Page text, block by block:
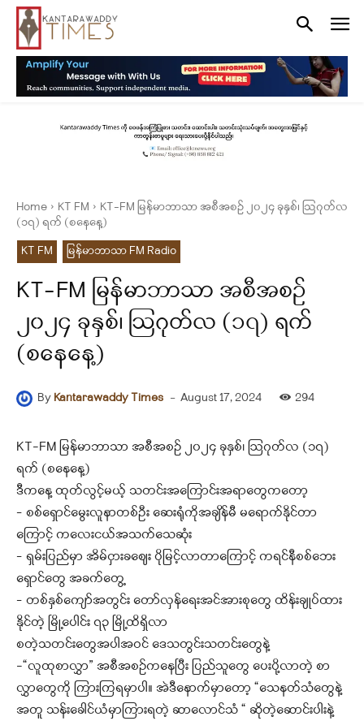
Home KT FM
KT-FM မြန်မာဘာသာ အစီအစဉ် ၂၀၂၄ ခုနှစ်၊ ဩဂုတ်လ
(၁၇) ရက် (စနေနေ့)
KT FM
မြန်မာဘာသာ FM Radio
KT-FM မြန်မာဘာသာ အစီအစဉ်
၂၀၂၄ ခုနှစ်၊ ဩဂုတ်လ (၁၇) ရက်
(စနေနေ့)
By Kantarawaddy Times - August 17, 2024 294
KT-FM မြန်မာဘာသာ အစီအစဉ် ၂၀၂၄ ခုနှစ်၊ ဩဂုတ်လ (၁၇)
ရက် (စနေနေ့)
ဒီကနေ့ ထုတ်လွင့်မယ့် သတင်းအကြောင်းအရာတွေကတော့
– စစ်ရှောင်မွေးလူနာတစ်ဦး ဆေးရုံကိုအချိန်မီ မရောက်နိုင်တာ
ကြောင့် ကလေးငယ်အသက်သေဆုံး
– ရှမ်းပြည်မှာ အိမ်ငှားခဈေး ပိုမြင့်လာတာကြောင့် ကရင်နီစစ်ဘေး
ရှောင်တွေ အခက်တွေ့
– တစ်နှစ်ကျော်အတွင်း တော်လှန်ရေးအင်အားစုတွေ ထိန်းချုပ်ထား
နိုင်တဲ့ မြို့ပေါင်း ၇၃ မြို့ထိရှိလာ
စတဲ့သတင်းတွေအပါအဝင် ဒေသတွင်းသတင်းတွေနဲ့
-“လူထုစာလွှာ” အစီအစဉ်ကနေပြီး ပြည်သူတွေ ပေးပို့လာတဲ့ စာ
လွှာတွေကို ကြားကြရမှာပါ။ အဲဒီနောက်မှာတော့ “သေနတ်သံတွေနဲ့
အတူ သန်းခေါင်ယံမှာကြားရတဲ့ ဆာလောင်သံ “ ဆိုတဲ့ဆောင်းပါးနဲ့